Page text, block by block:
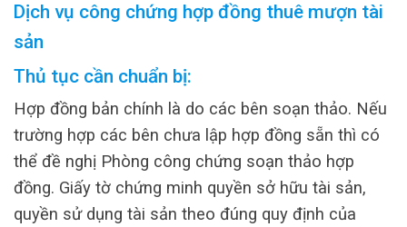
Dịch vụ công chứng hợp đồng thuê mượn tài
sản
Thủ tục cần chuẩn bị:
Hợp đồng bản chính là do các bên soạn thảo. Nếu
trường hợp các bên chưa lập hợp đồng sẵn thì có
thể đề nghị Phòng công chứng soạn thảo hợp
đồng. Giấy tờ chứng minh quyền sở hữu tài sản,
quyền sử dụng tài sản theo đúng quy định của